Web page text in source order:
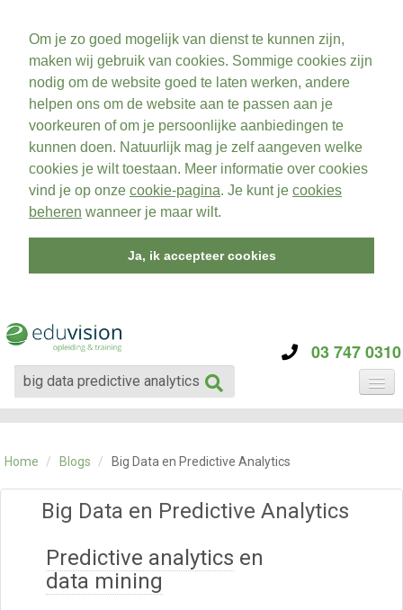
Om je zo goed mogelijk van dienst te kunnen zijn,
maken wij gebruik van cookies. Sommige cookies zijn
nodig om de website goed te laten werken, andere
helpen ons om de website aan te passen aan je
voorkeuren of om je persoonlijke aanbiedingen te
kunnen doen. Natuurlijk mag je zelf aangeven welke
cookies je wilt toestaan. Meer informatie over cookies
vind je op onze cookie-pagina. Je kunt je cookies
beheren wanneer je maar wilt.
Ja, ik accepteer cookies
03 747 0310
CATEGORIE
OVER ONS
CONTACT
SKILLS ALCHEMIST
Home / Blogs / Big Data en Predictive Analytics
Big Data en Predictive Analytics
Predictive analytics en
data mining